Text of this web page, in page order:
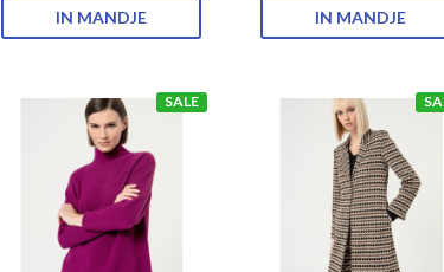
IN MANDJE IN MANDJE
SALE